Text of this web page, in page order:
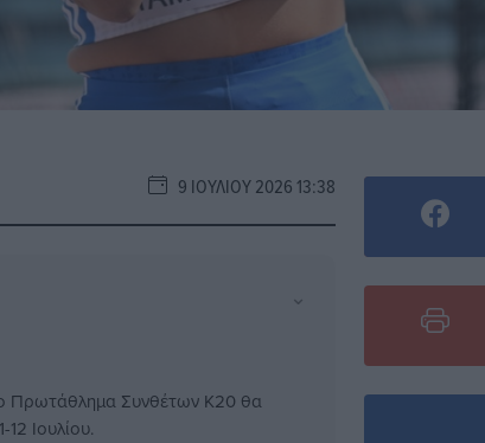
9 ΙΟΥΛΊΟΥ 2026 13:38
⌄
Πρωτάθλημα Συνθέτων Κ20 θα
Ιουλίου.